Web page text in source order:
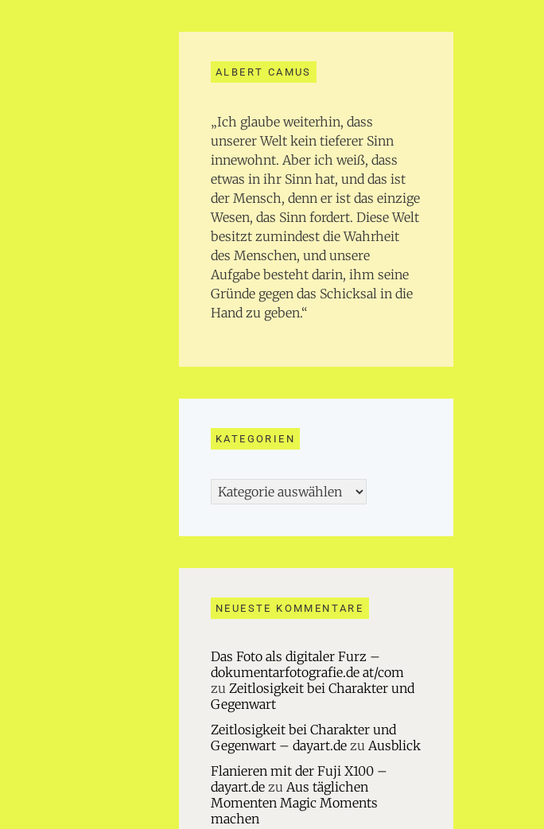
ALBERT CAMUS
„Ich glaube weiterhin, dass
unserer Welt kein tieferer Sinn
innewohnt. Aber ich weiß, dass
etwas in ihr Sinn hat, und das ist
der Mensch, denn er ist das einzige
Wesen, das Sinn fordert. Diese Welt
besitzt zumindest die Wahrheit
des Menschen, und unsere
Aufgabe besteht darin, ihm seine
Gründe gegen das Schicksal in die
Hand zu geben.“
KATEGORIEN
Kategorien
NEUESTE KOMMENTARE
Das Foto als digitaler Furz –
dokumentarfotografie.de at/com
zu Zeitlosigkeit bei Charakter und
Gegenwart
Zeitlosigkeit bei Charakter und
Gegenwart – dayart.dezu Ausblick
Flanieren mit der Fuji X100 –
dayart.dezu Aus täglichen
Momenten Magic Moments
machen